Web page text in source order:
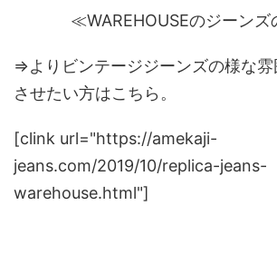
≪WAREHOUSEのジーン
⇒よりビンテージジーンズの様な
させたい方はこちら。
[clink url="https://amekaji-
jeans.com/2019/10/replica-jeans-
warehouse.html"]